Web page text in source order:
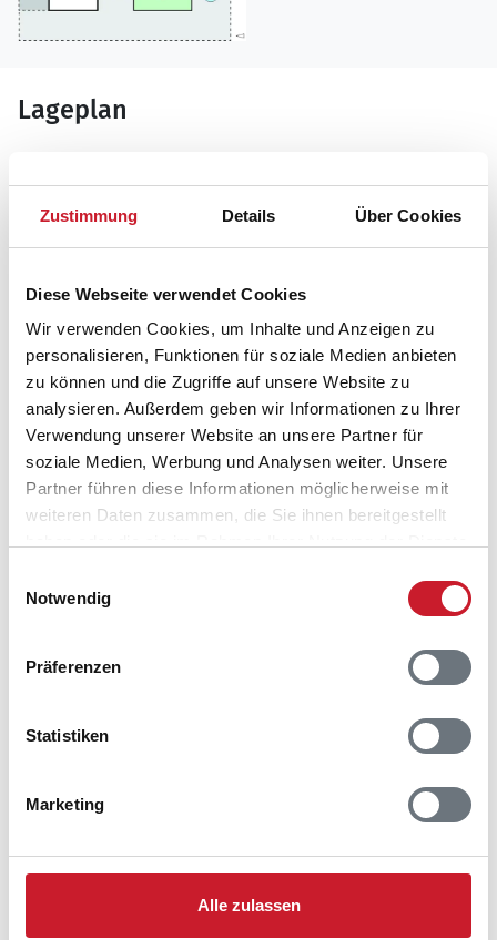
Zustimmung Details Über Cookies
Diese Webseite verwendet Cookies
Wir verwenden Cookies, um Inhalte und Anzeigen zu
personalisieren, Funktionen für soziale Medien anbieten
zu können und die Zugriffe auf unsere Website zu
analysieren. Außerdem geben wir Informationen zu Ihrer
Verwendung unserer Website an unsere Partner für
soziale Medien, Werbung und Analysen weiter. Unsere
Partner führen diese Informationen möglicherweise mit
weiteren Daten zusammen, die Sie ihnen bereitgestellt
Notwendig
Präferenzen
Statistiken
Marketing
Alle zulassen
Lageplan
Ferienhaus A20320
Nørtvedvej 54
Belegungskalender
Reisedauer auswählen
Anreisetag im Belegungskalender anklicken